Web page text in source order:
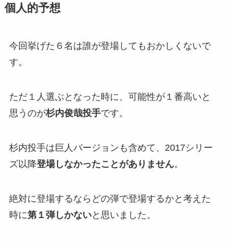
個人的予想
今回挙げた６名は誰が登場してもおかしくないで
す。
ただ１人選ぶとなった時に、可能性が１番高いと
思うのが杉内俊哉投手です。
杉内投手は巨人バージョンも含めて、2017シリー
ズ以降登場しなかったことがありません。
絶対に登場するならどの弾で登場するかと考えた
時に第１弾しかないと思いました。